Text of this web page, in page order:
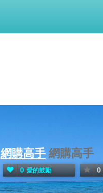
網購高手 網購高手
0 愛的鼓勵 0